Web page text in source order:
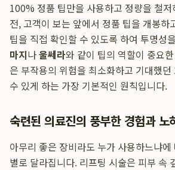
100% 정품 팁만을 사용하고 정량을 철
전, 고객이 보는 앞에서 정품 팁을 개봉하
팁을 직접 확인할 수 있도록 하여 투명성
마지나울쎄라와 같이 팁의 역할이 중요
은 부작용의 위험을 최소화하고 기대했던
수 있게 하는 가장 기본적인 원칙입니다.
숙련된 의료진의 풍부한 경험과 노
아무리 좋은 장비라도 누가 사용하느냐
별로 달라집니다. 리프팅 시술은 피부 속